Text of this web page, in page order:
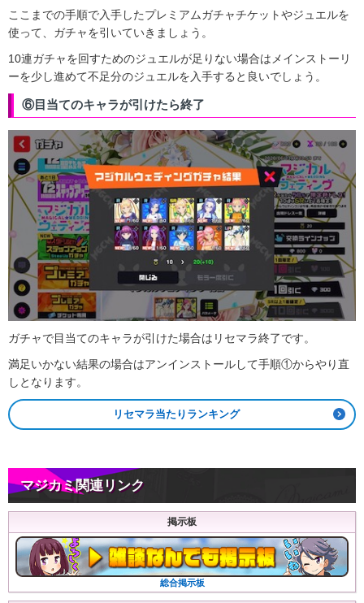
ここまでの手順で入手したプレミアムガチャチケットやジュエルを
使って、ガチャを引いていきましょう。
10連ガチャを回すためのジュエルが足りない場合はメインストーリ
ーを少し進めて不足分のジュエルを入手すると良いでしょう。
⑥目当てのキャラが引けたら終了
ガチャで目当てのキャラが引けた場合はリセマラ終了です。
満足いかない結果の場合はアンインストールして手順①からやり直
しとなります。
リセマラ当たりランキング
マジカミ関連リンク
掲示板
総合掲示板